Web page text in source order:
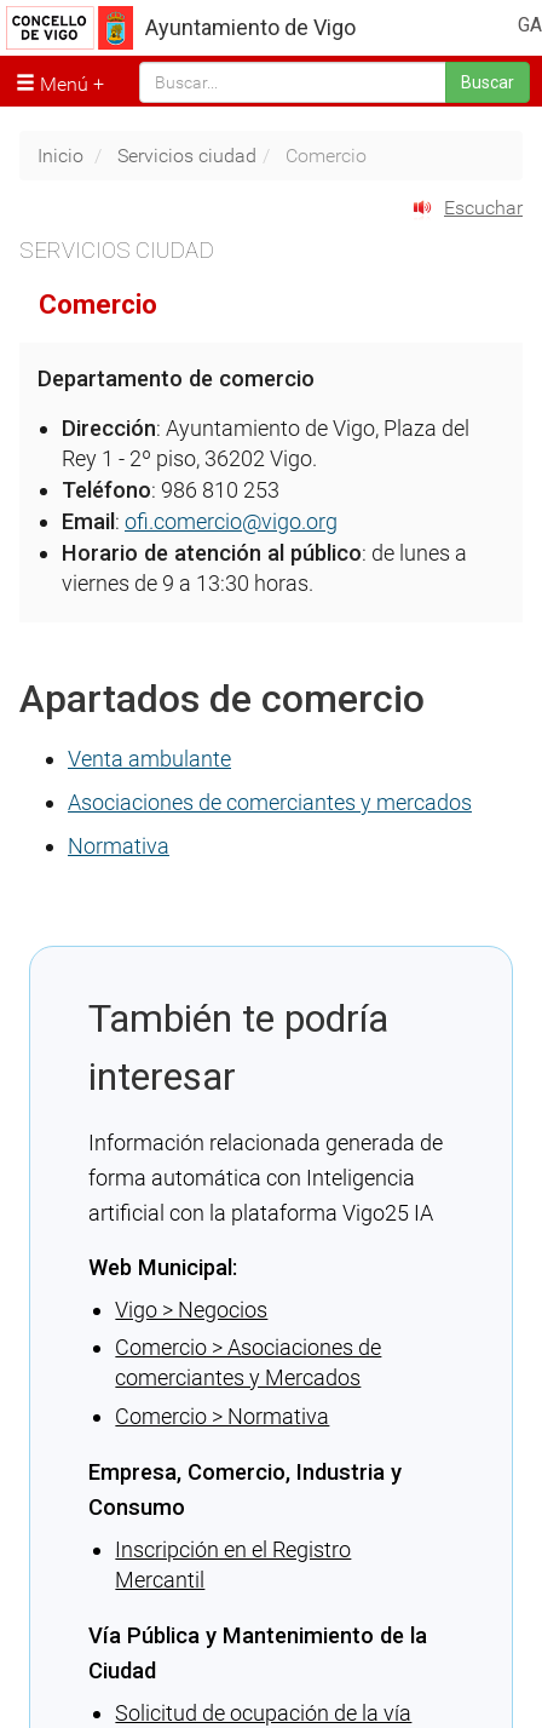
GA
Ayuntamiento de Vigo
Menú Buscar
Inicio Servicios ciudad Comercio
Escuchar
SERVICIOS CIUDAD
Comercio
Departamento de comercio
Dirección: Ayuntamiento de Vigo, Plaza del
Rey 1 - 2º piso, 36202 Vigo.
Teléfono: 986 810 253
Email : ofi.comercio@vigo.org
Horario de atención al público: de lunes a
viernes de 9 a 13:30 horas.
Apartados de comercio
Venta ambulante
Asociaciones de comerciantes y mercados
Normativa
También te podría
interesar
Información relacionada generada de
forma automática con Inteligencia
artificial con la plataforma Vigo25 IA
Web Municipal:
Vigo > Negocios
Comercio > Asociaciones de
comerciantes y Mercados
Comercio > Normativa
Empresa, Comercio, Industria y
Consumo
Inscripción en el Registro
Mercantil
Vía Pública y Mantenimiento de la
Ciudad
Solicitud de ocupación de la vía